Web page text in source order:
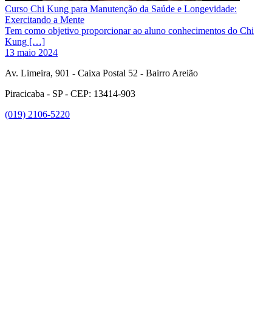
Curso Chi Kung para Manutenção da Saúde e Longevidade:
Exercitando a Mente
Tem como objetivo proporcionar ao aluno conhecimentos do Chi
Kung […]
13 maio 2024
Av. Limeira, 901 - Caixa Postal 52 - Bairro Areião
Piracicaba - SP - CEP: 13414-903
(019) 2106-5220